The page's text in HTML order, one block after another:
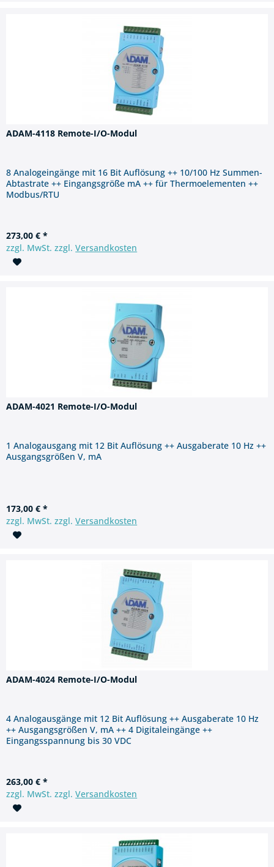
ADAM-4118 Remote-I/O-Modul
8 Analogeingänge mit 16 Bit Auflösung ++ 10/100 Hz Summen-
Abtastrate ++ Eingangsgröße mA ++ für Thermoelementen ++
Modbus/RTU
273,00 € *
zzgl. MwSt. zzgl.Versandkosten
ADAM-4021 Remote-I/O-Modul
1 Analogausgang mit 12 Bit Auflösung ++ Ausgaberate 10 Hz ++
Ausgangsgrößen V, mA
173,00 € *
zzgl. MwSt. zzgl.Versandkosten
ADAM-4024 Remote-I/O-Modul
4 Analogausgänge mit 12 Bit Auflösung ++ Ausgaberate 10 Hz
++ Ausgangsgrößen V, mA ++ 4 Digitaleingänge ++
Eingangsspannung bis 30 VDC
263,00 € *
zzgl. MwSt. zzgl.Versandkosten